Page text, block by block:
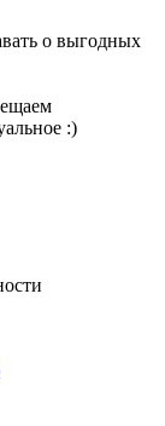
о выгодных
:)